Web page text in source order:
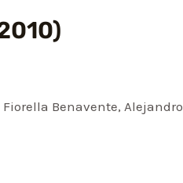
Fiorella Benavente, Alejandro